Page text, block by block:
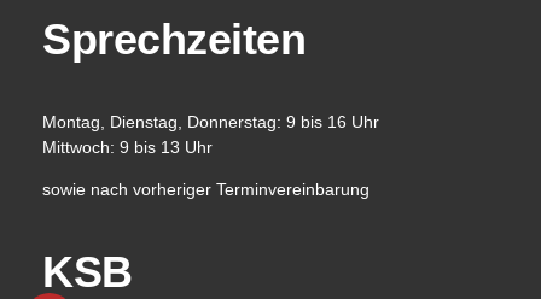
Sprechzeiten
Montag, Dienstag, Donnerstag: 9 bis 16 Uhr
Mittwoch: 9 bis 13 Uhr
sowie nach vorheriger Terminvereinbarung
KSB